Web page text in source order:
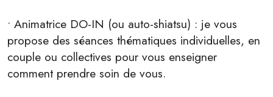
• Animatrice DO-IN (ou auto-shiatsu) : je vous
propose des séances thématiques individuelles, en
couple ou collectives pour vous enseigner
comment prendre soin de vous.